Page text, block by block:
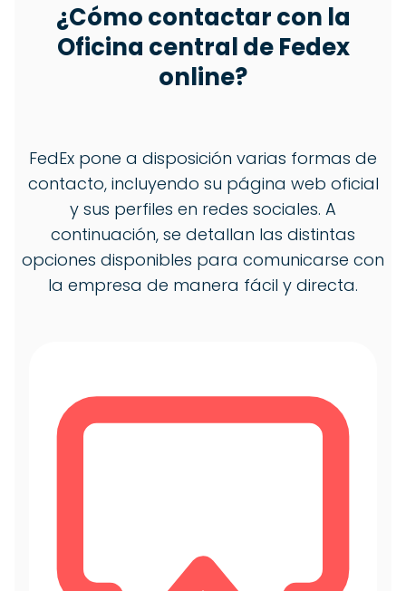
¿Cómo contactar con la
Oficina central de Fedex
online?
FedEx pone a disposición varias formas de
contacto, incluyendo su página web oficial
y sus perfiles en redes sociales. A
continuación, se detallan las distintas
opciones disponibles para comunicarse con
la empresa de manera fácil y directa.